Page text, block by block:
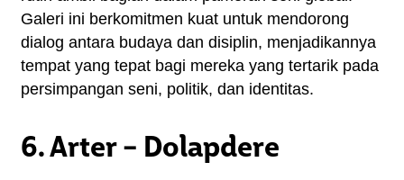
Galeri ini berkomitmen kuat untuk mendorong
dialog antara budaya dan disiplin, menjadikannya
tempat yang tepat bagi mereka yang tertarik pada
persimpangan seni, politik, dan identitas.
6. Arter – Dolapdere